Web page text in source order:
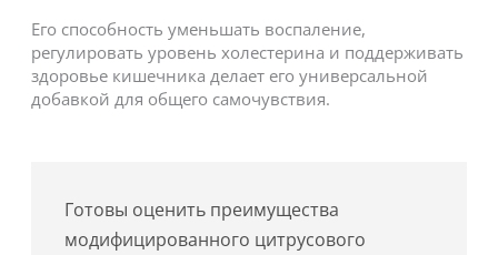
Его способность уменьшать воспаление,
регулировать уровень холестерина и поддерживать
здоровье кишечника делает его универсальной
добавкой для общего самочувствия.
Готовы оценить преимущества
модифицированного цитрусового